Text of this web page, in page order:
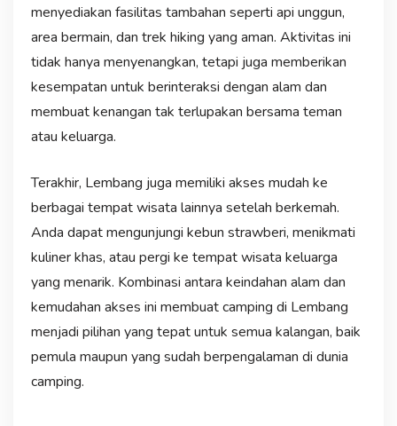
menyediakan fasilitas tambahan seperti api unggun,
area bermain, dan trek hiking yang aman. Aktivitas ini
tidak hanya menyenangkan, tetapi juga memberikan
kesempatan untuk berinteraksi dengan alam dan
membuat kenangan tak terlupakan bersama teman
atau keluarga.
Terakhir, Lembang juga memiliki akses mudah ke
berbagai tempat wisata lainnya setelah berkemah.
Anda dapat mengunjungi kebun strawberi, menikmati
kuliner khas, atau pergi ke tempat wisata keluarga
yang menarik. Kombinasi antara keindahan alam dan
kemudahan akses ini membuat camping di Lembang
menjadi pilihan yang tepat untuk semua kalangan, baik
pemula maupun yang sudah berpengalaman di dunia
camping.